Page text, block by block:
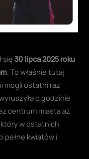
się30 lipca 2025 roku
. To właśnie tutaj
mogli ostatni raz
o godzinie
centrum miasta aż
który w ostatnich
pełne kwiatów i